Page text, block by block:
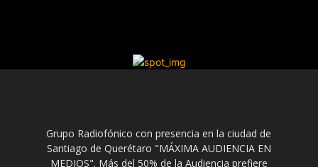
Grupo Radiofónico con presencia en la ciudad de
Santiago de Querétaro "MÁXIMA AUDIENCIA EN
MEDIOS". Más del 50% de la Audiencia prefiere